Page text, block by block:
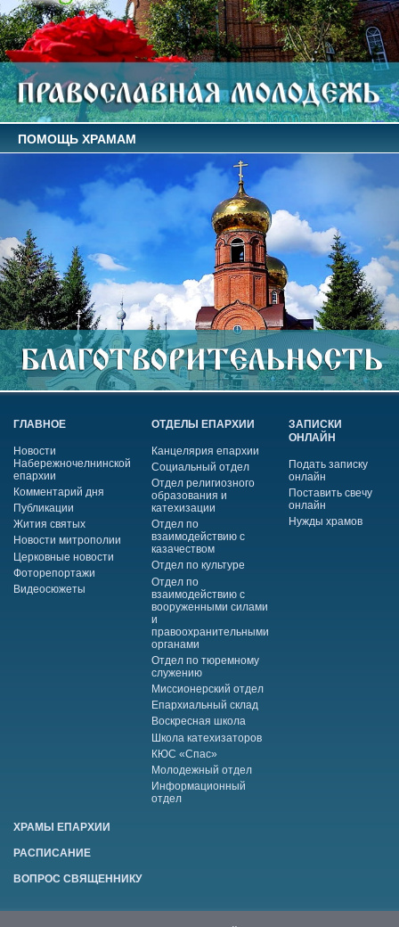
ПОМОЩЬ ХРАМАМ
ГЛАВНОЕ
Новости
Набережночелнинской
епархии
Комментарий дня
Публикации
Жития святых
Новости митрополии
Церковные новости
Фоторепортажи
Видеосюжеты
ОТДЕЛЫ ЕПАРХИИ
Канцелярия епархии
Социальный отдел
Отдел религиозного
образования и
катехизации
Отдел по
взаимодействию с
казачеством
Отдел по культуре
Отдел по
взаимодействию с
вооруженными силами
и
правоохранительными
органами
Отдел по тюремному
служению
Миссионерский отдел
Епархиальный склад
Воскресная школа
Школа катехизаторов
КЮС «Спас»
Молодежный отдел
Информационный
отдел
ЗАПИСКИ
ОНЛАЙН
Подать записку
онлайн
Поставить свечу
онлайн
Нужды храмов
ХРАМЫ ЕПАРХИИ
РАСПИСАНИЕ
ВОПРОС СВЯЩЕННИКУ